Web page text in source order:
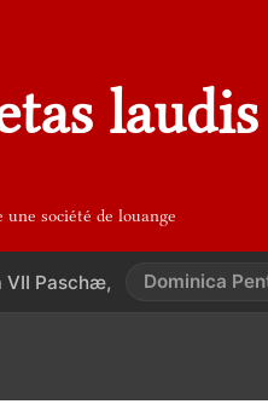
laudis
société de louange
VII Paschæ, Dominica